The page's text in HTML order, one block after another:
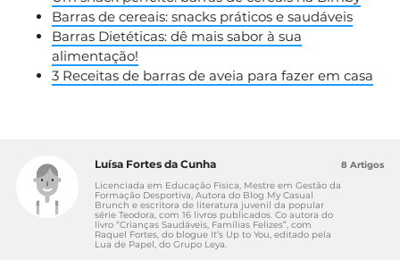
Barras de cereais: snacks práticos e saudáveis
Barras Dietéticas: dê mais sabor à sua
alimentação!
3 Receitas de barras de aveia para fazer em casa
Luísa Fortes da Cunha
Licenciada em Educação Física, Mestre em Gestão da
Formação Desportiva, Autora do Blog My Casual
Brunch e escritora de literatura juvenil da popular
série Teodora, com 16 livros publicados. Co autora do
livro “Crianças Saudáveis, Famílias Felizes”, com
Raquel Fortes, do blogue It’s Up to You, editado pela
Lua de Papel, do Grupo Leya.
8 Artigos